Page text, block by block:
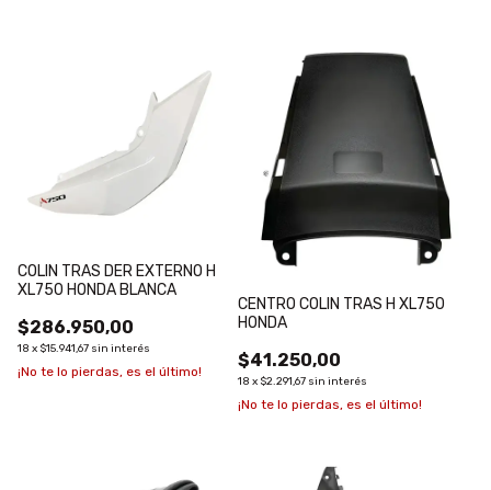
COLIN TRAS DER EXTERNO H
XL750 HONDA BLANCA
$286.950,00
18 x $15.941,67 sin interés
¡No te lo pierdas, es el último!
CENTRO COLIN TRAS H XL750
HONDA
$41.250,00
18 x $2.291,67 sin interés
¡No te lo pierdas, es el último!